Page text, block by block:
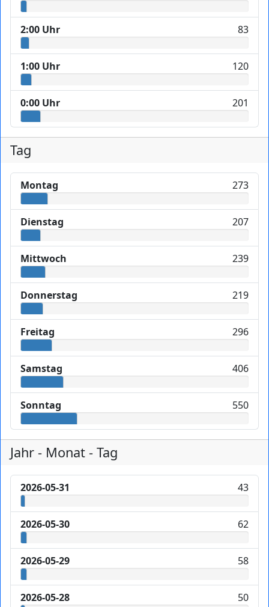
2:00 Uhr 83
1:00 Uhr 120
0:00 Uhr 201
Tag
Montag 273
Dienstag 207
Mittwoch 239
Donnerstag 219
Freitag 296
Samstag 406
Sonntag 550
Jahr - Monat - Tag
2026-05-31 43
2026-05-30 62
2026-05-29 58
2026-05-28 50